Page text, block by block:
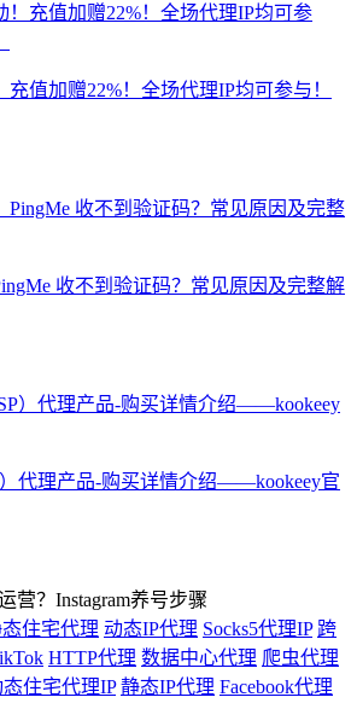
充值加赠22%！全场代理IP均可参与！
收不到验证码？常见原因及完整解
代理产品-购买详情介绍——kookeey官
住宅代理 动态IP代理 Socks5代理IP 跨
HTTP代理 数据中心代理 爬虫代理
住宅代理IP 静态IP代理 Facebook代理